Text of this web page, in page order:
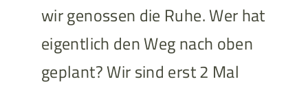
wir genossen die Ruhe. Wer hat
eigentlich den Weg nach oben
geplant? Wir sind erst 2 Mal